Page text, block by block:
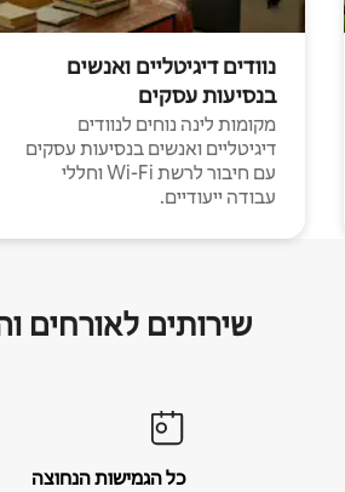
נוודים דיגיטליים ואנשים
בנסיעות עסקים
מקומות לינה נוחים לנוודים
דיגיטליים ואנשים בנסיעות עסקים
עם חיבור לרשת Wi-Fi וחללי
עבודה ייעודיים.
שירותים לאורחים
כל הגמישות הנחוצה